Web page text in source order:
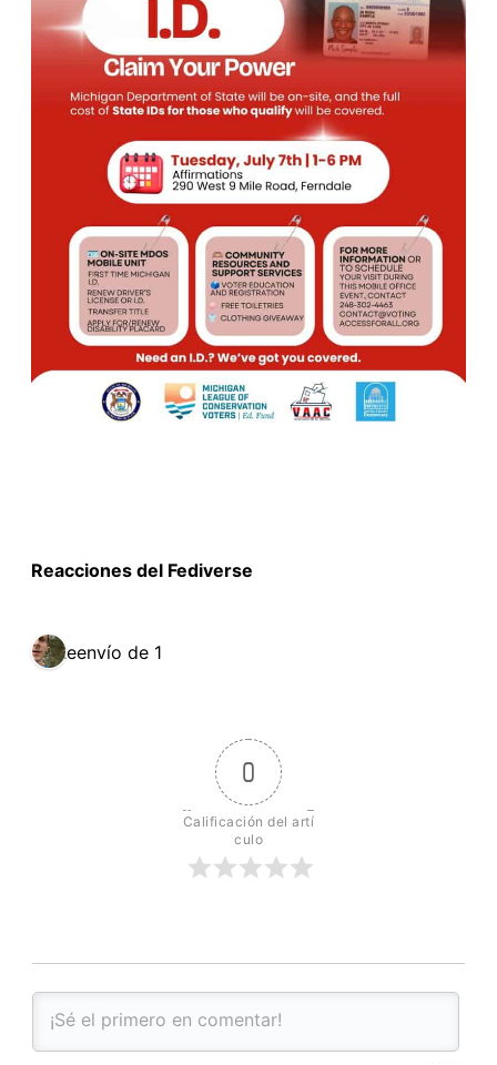
Reacciones del Fediverse
Reenvío de 1
0
Calificación del artí
culo